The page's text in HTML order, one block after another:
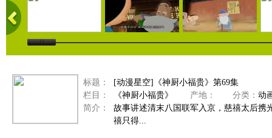
标题：
[动漫星空]《神厨小福贵》第69集
栏目：
《神厨小福贵》 产地： 分类： 动
简介：
故事讲述清末八国联军入京，慈禧太后携
禧只得...